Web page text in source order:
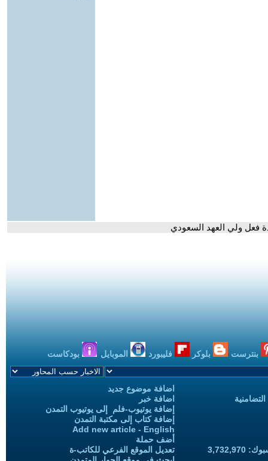
فعل ولي العهد السعودي
بنترست بلوكر فليبورد الموبايل بودكاست
اضافة موضوع جديد
اضافة خبر
إضافة يوتيوب-فلم إلى يوتيوب التمدن
إضافة كتاب إلى مكتبة التمدن
Add new article - English
أضف حملة
تعديل الموقع الفرعي للكاتب-ة